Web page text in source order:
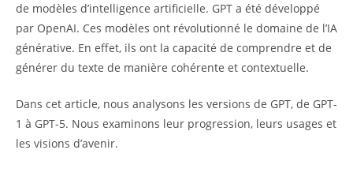
de modèles d’intelligence artificielle. GPT a été développé
par OpenAI. Ces modèles ont révolutionné le domaine de l’IA
générative. En effet, ils ont la capacité de comprendre et de
générer du texte de manière cohérente et contextuelle.
Dans cet article, nous analysons les versions de GPT, de GPT-
1 à GPT-5. Nous examinons leur progression, leurs usages et
les visions d’avenir.